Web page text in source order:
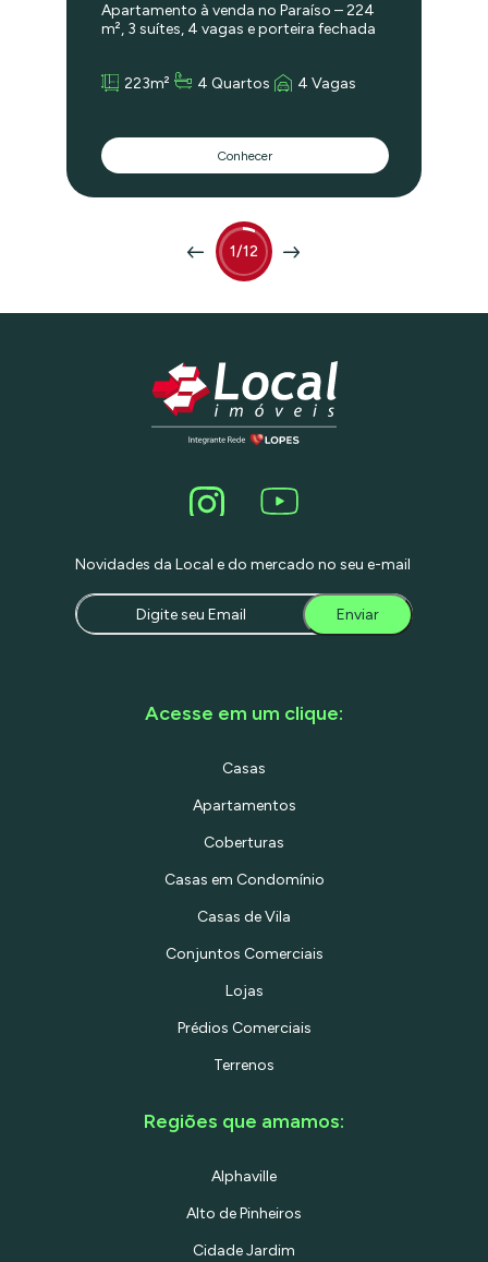
1/12
Apartamento à venda no Paraíso – 224
m², 3 suítes, 4 vagas e porteira fechada
ocupa 1 unidade por andar e foi
porteira fechada. São 3 suítes amplas,
living com varanda gourmet, cozinha
planejada, área de serviço com
dependência, 4 vagas e acabamentos
ventilação cruzada e vista espetacular
para o Clube Círculo Militar reforçam o
diferencial. O condomínio oferece
portaria 24h. Localização estratégica: a
poucos minutos do Parque Ibirapuera,
Paulista e Pátio Paulista, com fácil
acesso às principais avenidas. .
223m² 4 Quartos 4 Vagas
Conhecer
Novidades da Local e do mercado no seu e-mail
Enviar
Acesse em um clique:
Casas
Apartamentos
Coberturas
Casas em Condomínio
Casas de Vila
Conjuntos Comerciais
Lojas
Prédios Comerciais
Terrenos
Regiões que amamos:
Alphaville
Alto de Pinheiros
Cidade Jardim